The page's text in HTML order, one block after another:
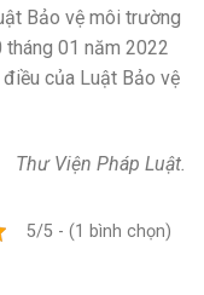
Bảo vệ môi trường
01 năm 2022
của Luật Bảo vệ
Thư Viện Pháp Luật.
5/5 - (1 bình chọn)